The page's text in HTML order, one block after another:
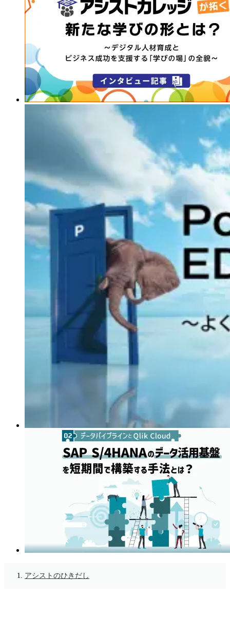
アシストのひきだし